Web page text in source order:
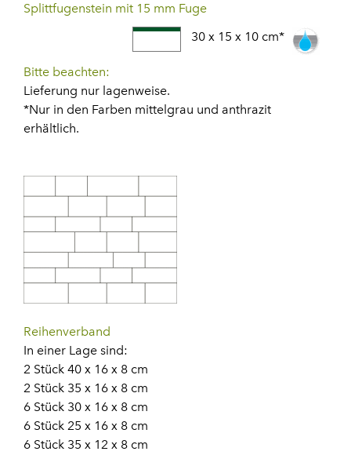
Splittfugenstein mit 15 mm Fuge
30 x 15 x 10 cm*
Bitte beachten:
Lieferung nur lagenweise.
*Nur in den Farben mittelgrau und anthrazit
erhältlich.
Reihenverband
In einer Lage sind:
2 Stück 40 x 16 x 8 cm
2 Stück 35 x 16 x 8 cm
6 Stück 30 x 16 x 8 cm
6 Stück 25 x 16 x 8 cm
6 Stück 35 x 12 x 8 cm